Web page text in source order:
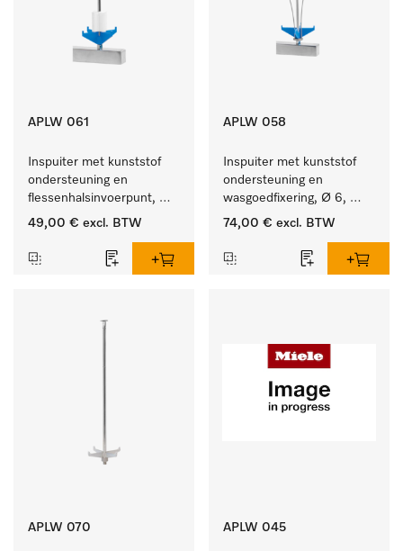
APLW 061
Inspuiter met kunststof
ondersteuning en
flessenhalsinvoerpunt,
ster, Ø 6, lengte 115 mm.
49,00 € excl. BTW
APLW 058
Inspuiter met kunststof
ondersteuning en
wasgoedfixering, Ø 6,
lengte 135 mm.
74,00 € excl. BTW
APLW 070 APLW 045